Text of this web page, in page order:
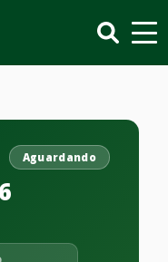
Aguardando